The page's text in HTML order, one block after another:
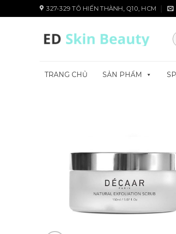
đến
327-329 TÔ HIẾN THÀNH, Q10, HCM
TRANG CHỦ SẢN PHẨM